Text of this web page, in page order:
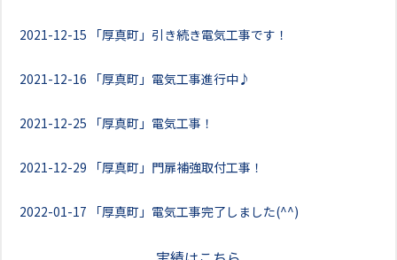
2021-12-15 「厚真町」引き続き電気工事です！
2021-12-16 「厚真町」電気工事進行中♪
2021-12-25 「厚真町」電気工事！
2021-12-29 「厚真町」門扉補強取付工事！
2022-01-17 「厚真町」電気工事完了しました(^^)